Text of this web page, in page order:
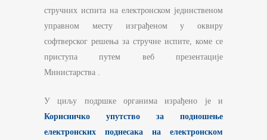
стручних испита на електронском јединственом
управном месту изграђеном у оквиру
софтверског решења за стручне испите, коме се
приступа путем веб презентације
Министарства .
У циљу подршке органима израђено је и
Корисничко упутство за подношење
електронских поднесака на електронском